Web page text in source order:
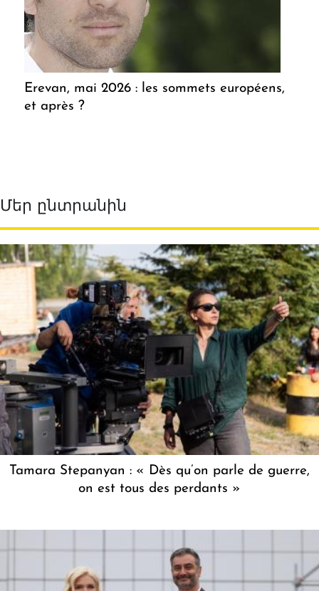
Erevan, mai 2026 : les sommets européens,
et après ?
Մեր ընտրանին
Tamara Stepanyan : « Dès qu’on parle de guerre,
on est tous des perdants »